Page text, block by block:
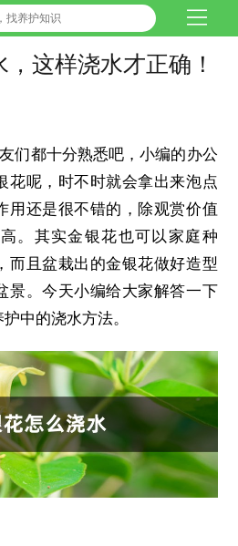
这样浇水才正确！
们都十分熟悉吧，小编的办公
花呢，时不时就会拿出来泡点
用还是很不错的，除观赏价值
。其实金银花也可以家庭种
而且盆栽出的金银花做好造型
景。今天小编给大家解答一下
中的浇水方法。